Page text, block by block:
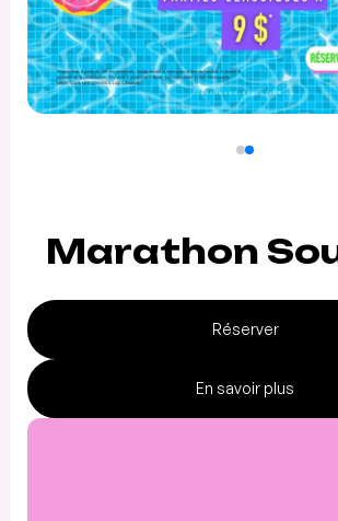
Marathon
Réserver
En savoir plus